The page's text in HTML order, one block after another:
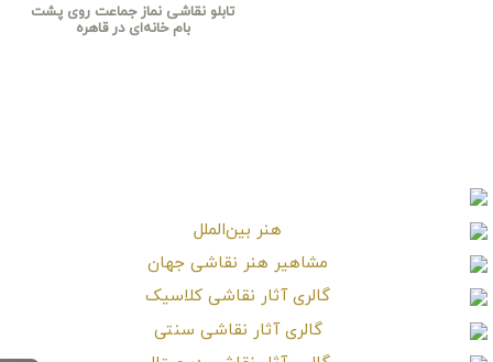
تابلو نقاشی نماز جماعت روی پشت
بام خانه‌ای در قاهره